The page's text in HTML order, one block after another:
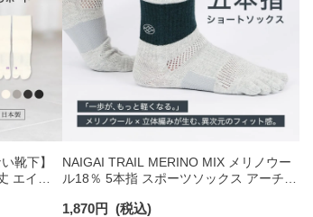
靴下】
エイジ
NAIGAI TRAIL MERINO MIX メリノウー
ル18％ 5本指 スポーツソックス アーチフ
付 ショート丈 メンズ レディース 【365
1,870円 (税込)